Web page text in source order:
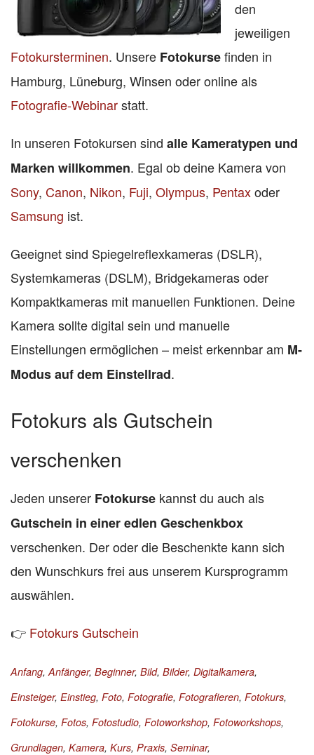
den
jeweiligen
Fotokursterminen. Unsere Fotokursefinden in
Hamburg, Lüneburg, Winsen oder online als
Fotografie-Webinarstatt.
In unseren Fotokursen sind alle Kameratypen und
Marken willkommen. Egal ob deine Kamera von
Sony, Canon, Nikon, Fuji, Olympus, Pentaxoder
Samsung ist.
Geeignet sind Spiegelreflexkameras (DSLR),
Systemkameras (DSLM), Bridgekameras oder
Kompaktkameras mit manuellen Funktionen. Deine
Kamera sollte digital sein und manuelle
Einstellungen ermöglichen – meist erkennbar am M-
Modus auf dem Einstellrad.
Fotokurs als Gutschein
verschenken
Jeden unserer Fotokurse kannst du auch als
Gutschein in einer edlen Geschenkbox
verschenken. Der oder die Beschenkte kann sich
den Wunschkurs frei aus unserem Kursprogramm
auswählen.
👉 Fotokurs Gutschein
Anfang, Anfänger, Beginner, Bild, Bilder, Digitalkamera,
Einsteiger, Einstieg, Foto, Fotografie, Fotografieren, Fotokurs,
Fotokurse, Fotos, Fotostudio, Fotoworkshop, Fotoworkshops,
Grundlagen, Kamera, Kurs, Praxis, Seminar,